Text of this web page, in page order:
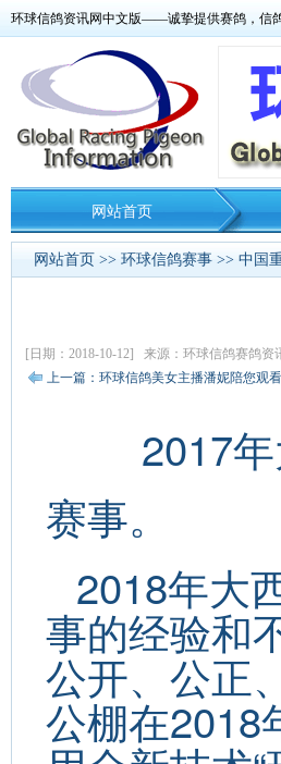
环球信鸽资讯网中文版——诚挚提供赛鸽，信
网站首页
网站首页 >> 环球信鸽赛事 >> 中国
[日期：2018-10-12] 来源：环球信鸽赛鸽
上一篇：环球信鸽美女主播潘妮陪您观
2017
赛事。
2018年大
事的经验和
公开、公正
公棚在2018